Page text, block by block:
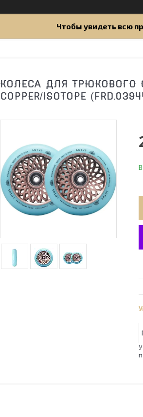
Чтобы увидеть всю
КОЛЕСА ДЛЯ ТРЮКОВОГО
COPPER/ISOTOPE